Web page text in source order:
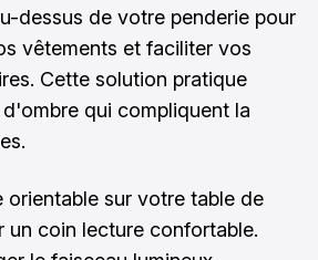
dessus de votre penderie pour
vêtements et faciliter vos
Cette solution pratique
qui compliquent la
orientable sur votre table de
un coin lecture confortable.